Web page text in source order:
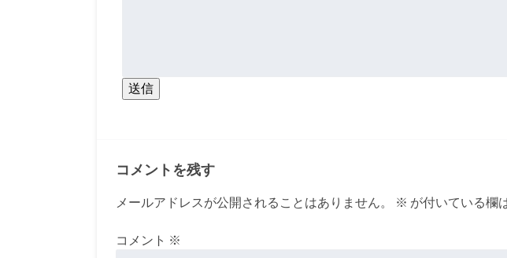
送信
コメントを残す
メールアドレスが公開されることはありません。 ※ が付いている欄
コメント ※